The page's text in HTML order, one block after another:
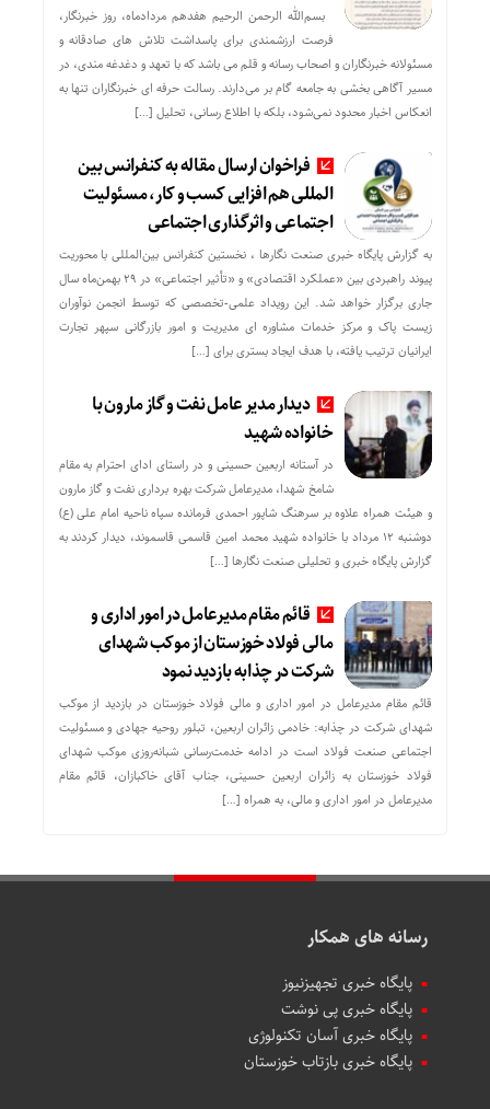
بسم‌الله الرحمن الرحیم هفدهم مردادماه، روز خبرنگار،
فرصت ارزشمندی برای پاسداشت تلاش‌ های صادقانه و
مسئولانه خبرنگاران و اصحاب رسانه و قلم می باشد که با تعهد و دغدغه‌ مندی، در
مسیر آگاهی‌ بخشی به جامعه گام بر می‌دارند. رسالت حرفه‌ ای خبرنگاران تنها به
انعکاس اخبار محدود نمی‌شود، بلکه با اطلاع رسانی، تحلیل […]
فراخوان ارسال مقاله به کنفرانس بین
المللی هم افزایی کسب و کار، مسئولیت
اجتماعی و اثرگذاری اجتماعی
به گزارش پایگاه خبری صنعت نگارها ، نخستین کنفرانس بین‌المللی با محوریت
پیوند راهبردی بین «عملکرد اقتصادی» و «تأثیر اجتماعی» در ۲۹ بهمن‌ماه سال
جاری برگزار خواهد شد. این رویداد علمی-تخصصی که توسط انجمن نوآوران
زیست پاک و مرکز خدمات مشاوره ای مدیریت و امور بازرگانی سپهر تجارت
ایرانیان ترتیب یافته، با هدف ایجاد بستری برای […]
دیدار مدیر عامل نفت و گاز مارون با
خانواده شهید
در آستانه اربعین حسینی و در راستای ادای احترام به مقام
شامخ شهدا، مدیرعامل شرکت بهره برداری نفت و گاز مارون
و هیئت همراه علاوه بر سرهنگ شاپور احمدی فرمانده سپاه ناحیه امام علی (ع)
دوشنبه ۱۲ مرداد با خانواده شهید محمد امین قاسمی قاسموند، دیدار کردند به
گزارش پایگاه خبری و تحلیلی صنعت نگارها […]
قائم مقام مدیرعامل در امور اداری و
مالی فولاد خوزستان از موکب شهدای
شرکت در چذابه بازدید نمود
قائم مقام مدیرعامل در امور اداری و مالی فولاد خوزستان در بازدید از موکب
شهدای شرکت در چذابه: خادمی زائران اربعین، تبلور روحیه جهادی و مسئولیت
اجتماعی صنعت فولاد است در ادامه خدمت‌رسانی شبانه‌روزی موکب شهدای
فولاد خوزستان به زائران اربعین حسینی، جناب آقای خاکبازان، قائم مقام
مدیرعامل در امور اداری و مالی، به همراه […]
رسانه های همکار
پایگاه خبری تجهیزنیوز
پایگاه خبری پی نوشت
پایگاه خبری آسان تکنولوژی
پایگاه خبری بازتاب خوزستان